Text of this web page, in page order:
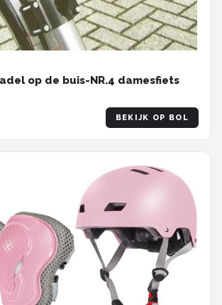
op de buis-NR.4 damesfiets
BEKIJK OP BOL